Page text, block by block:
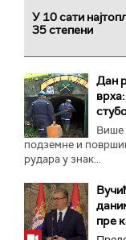
У 10 сати
35 степени
Дан
Више
подземне и
рудара у знак...
пре